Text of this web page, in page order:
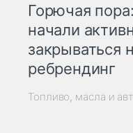
Горючая
начали
закрываться
ребрендинг
Топливо, масла и